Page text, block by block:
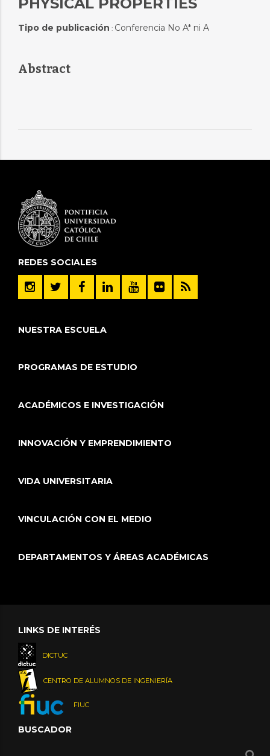
Tipo de publicación : Conferencia No A* ni A
Abstract
REDES SOCIALES
NUESTRA ESCUELA
PROGRAMAS DE ESTUDIO
ACADÉMICOS E INVESTIGACIÓN
INNOVACIÓN Y EMPRENDIMIENTO
VIDA UNIVERSITARIA
VINCULACIÓN CON EL MEDIO
DEPARTAMENTOS Y ÁREAS ACADÉMICAS
LINKS DE INTERÉS
DICTUC
CENTRO DE ALUMNOS DE INGENIERÍA
FIUC
BUSCADOR